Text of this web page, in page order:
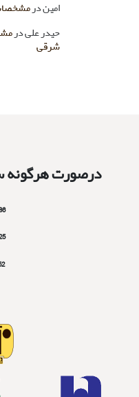
امیندرمشخصات
حیدر علیدر
شرقی
درصورت هرگونه
8852 363 0918